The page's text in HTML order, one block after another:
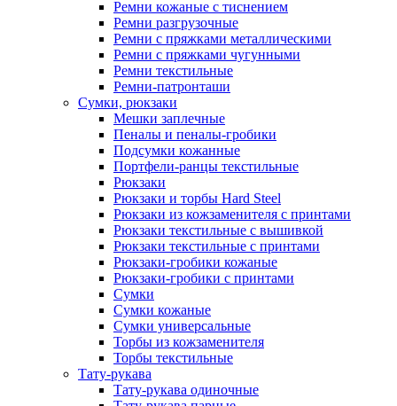
Ремни кожаные с тиснением
Ремни разгрузочные
Ремни с пряжками металлическими
Ремни с пряжками чугунными
Ремни текстильные
Ремни-патронташи
Сумки, рюкзаки
Мешки заплечные
Пеналы и пеналы-гробики
Подсумки кожанные
Портфели-ранцы текстильные
Рюкзаки
Рюкзаки и торбы Hard Steel
Рюкзаки из кожзаменителя с принтами
Рюкзаки текстильные с вышивкой
Рюкзаки текстильные с принтами
Рюкзаки-гробики кожаные
Рюкзаки-гробики с принтами
Сумки
Сумки кожаные
Сумки универсальные
Торбы из кожзаменителя
Торбы текстильные
Тату-рукава
Тату-рукава одиночные